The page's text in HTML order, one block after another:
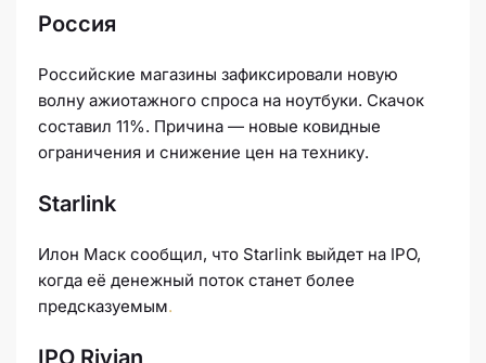
Россия
Российские магазины зафиксировали новую
волну ажиотажного спроса на ноутбуки. Скачок
составил 11%. Причина — новые ковидные
ограничения и снижение цен на технику.
Starlink
Илон Маск сообщил, что Starlink выйдет на IPO,
когда её денежный поток станет более
предсказуемым.
IPO Rivian